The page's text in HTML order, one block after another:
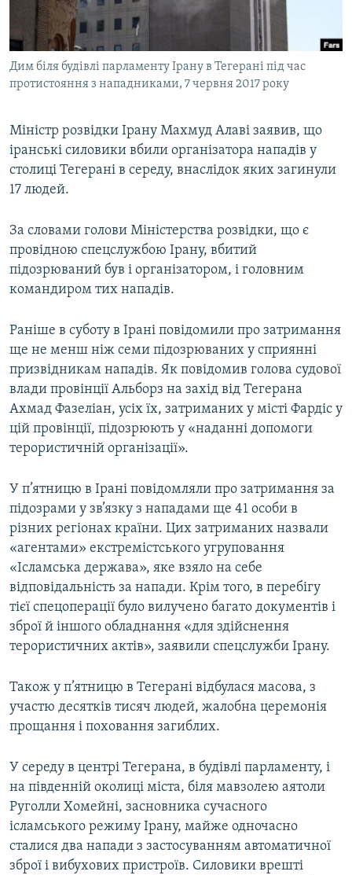
ВІДЕОУРОКИ «ELIFBE»
СВІДЧЕННЯ ОКУПАЦІЇ
УКРАЇНСЬКА ПРОБЛЕМА КРИМУ
Русский
Qırımtatar
Усі сайти RFE/RL
Дим біля будівлі парламенту Ірану в Тегерані під час
протистояння з нападниками, 7 червня 2017 року
Міністр розвідки Ірану Махмуд Алаві заявив, що
іранські силовики вбили організатора нападів у
столиці Тегерані в середу, внаслідок яких загинули
17 людей.
За словами голови Міністерства розвідки, що є
провідною спецслужбою Ірану, вбитий
підозрюваний був і організатором, і головним
командиром тих нападів.
Раніше в суботу в Ірані повідомили про затримання
ще не менш ніж семи підозрюваних у сприянні
призвідникам нападів. Як повідомив голова судової
влади провінції Альборз на захід від Тегерана
Ахмад Фазеліан, усіх їх, затриманих у місті Фардіс у
цій провінції, підозрюють у «наданні допомоги
терористичній організації».
У п’ятницю в Ірані повідомляли про затримання за
підозрами у зв’язку з нападами ще 41 особи в
різних регіонах країни. Цих затриманих назвали
«агентами» екстремістського угруповання
«Ісламська держава», яке взяло на себе
відповідальність за напади. Крім того, в перебігу
тієї спецоперації було вилучено багато документів і
зброї й іншого обладнання «для здійснення
терористичних актів», заявили спецслужби Ірану.
Також у п’ятницю в Тегерані відбулася масова, з
участю десятків тисяч людей, жалобна церемонія
прощання і поховання загиблих.
У середу в центрі Тегерана, в будівлі парламенту, і
на південній околиці міста, біля мавзолею аятоли
Руголли Хомейні, засновника сучасного
ісламського режиму Ірану, майже одночасно
сталися два напади з застосуванням автоматичної
зброї і вибухових пристроїв. Силовики врешті